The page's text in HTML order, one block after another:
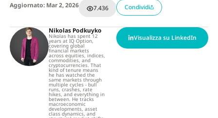
Aggiornato: Mar 2, 2026 7.436 Condividi
Nikolas Podkuyko
Nikolas has spent 12
years at IQ Option,
covering global
financial markets
across equities, indices,
commodities, and
cryptocurrencies. That
kind of tenure means
he has watched the
same markets through
multiple cycles - bull
runs, crashes, rate
hikes, and everything in
between. He tracks
macroeconomic
developments, asset
class dynamics, and
Visualizza su LinkedIn